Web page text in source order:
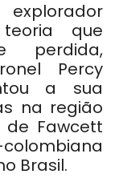
explorador
que
perdida,
Percy
a sua
na região
de Fawcett
Brasil.